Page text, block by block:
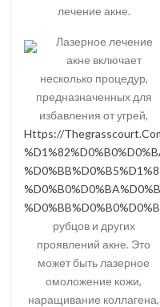
лечение акне.
Лазерное лечение
акне включает
несколько процедур,
предназначенных для
избавления от угрей,
Https://
рубцов и других
проявлений акне. Это
может быть лазерное
омоложение кожи,
наращивание коллагена,